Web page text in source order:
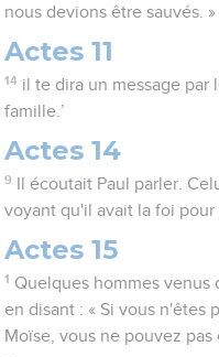
nous devions être sauvés. »
Actes 11
14 il te dira un message par
famille.’
Actes 14
9
Il écoutait Paul parler.
voyant qu'il avait la foi pour
Actes 15
1 Quelques hommes venus
en disant : « Si vous n'êtes
Moïse, vous ne pouvez pas